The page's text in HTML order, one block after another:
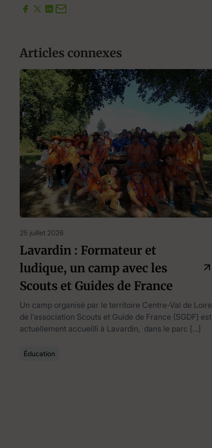
Articles connexes
25 juillet 2026
Lavardin : Formateur et
ludique, un camp avec les
Scouts et Guides de France
Un camp organisé par le territoire Centre-Val de Loire
de l’association Scouts et Guide de France (SGDF) est
actuellement accueilli à Lavardin, dans le parc […]
Éducation